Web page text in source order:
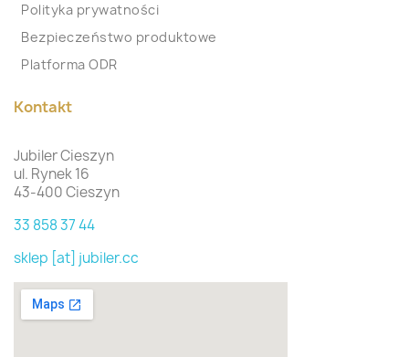
Polityka prywatności
Bezpieczeństwo produktowe
Platforma ODR
Kontakt
Jubiler Cieszyn
ul. Rynek 16
43-400 Cieszyn
33 858 37 44
sklep [at] jubiler.cc